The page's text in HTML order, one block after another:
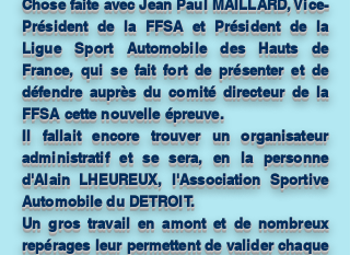
Chose faite avec Jean Paul MAILLARD, Vice-
Président de la FFSA et Président de la
Ligue Sport Automobile des Hauts de
France, qui se fait fort de présenter et de
défendre auprès du comité directeur de la
FFSA cette nouvelle épreuve.
Il fallait encore trouver un organisateur
administratif et se sera, en la personne
d'Alain LHEUREUX, l'Association Sportive
Automobile du DETROIT.
Un gros travail en amont et de nombreux
repérages leur permettent de valider chaque